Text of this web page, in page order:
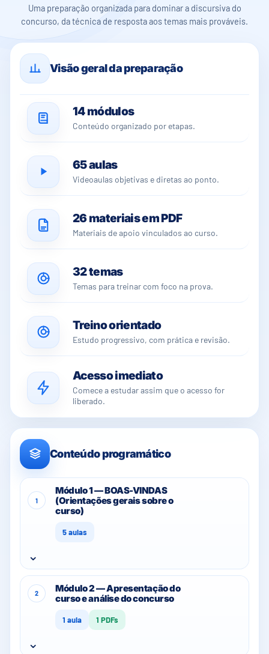
Uma preparação organizada para dominar a discursiva do
concurso, da técnica de resposta aos temas mais prováveis.
Visão geral da preparação
14 módulos
Conteúdo organizado por etapas.
65 aulas
Videoaulas objetivas e diretas ao ponto.
26 materiais em PDF
Materiais de apoio vinculados ao curso.
32 temas
Temas para treinar com foco na prova.
Treino orientado
Estudo progressivo, com prática e revisão.
Acesso imediato
Comece a estudar assim que o acesso for
liberado.
Conteúdo programático
1
Módulo 1 — BOAS-VINDAS
(Orientações gerais sobre o
curso)
5 aulas
⌄
2
Módulo 2 — Apresentação do
curso e análise do concurso
1 aula 1 PDFs
⌄